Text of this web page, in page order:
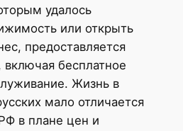
удалось
или открыть
предоставляется
бесплатное
Жизнь в
мало отличается
в плане цен и